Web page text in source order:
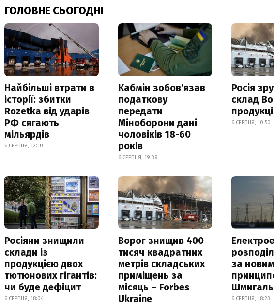
ГОЛОВНЕ СЬОГОДНІ
Найбільші втрати в
історії: збитки
Rozetka від ударів
РФ сягають
мільярдів
6 СЕРПНЯ, 12:10
Кабмін зобовʼязав
податкову
передати
Міноборони дані
чоловіків 18-60
років
6 СЕРПНЯ, 19:39
Росія
склад
6 СЕРПНЯ, 10:50
Росіяни знищили
склади із
продукцією двох
тютюнових гігантів:
чи буде дефіцит
6 СЕРПНЯ, 18:04
Ворог знищив 400
тисяч квадратних
метрів складських
приміщень за
місяць – Forbes
Ukraine
за новим
Шмигаль
6 СЕРПНЯ, 18:23